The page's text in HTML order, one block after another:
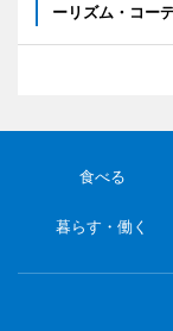
ーリズム・コー
食べる
暮らす・働く